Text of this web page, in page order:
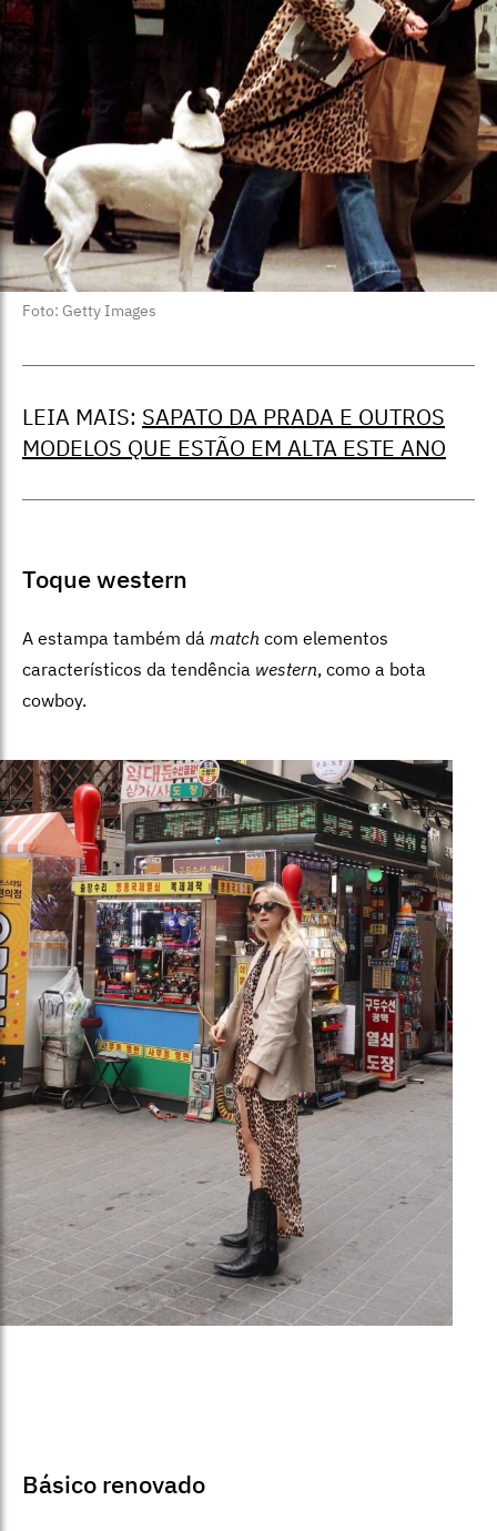
Foto: Getty Images
LEIA MAIS: SAPATO DA PRADA E OUTROS
MODELOS QUE ESTÃO EM ALTA ESTE ANO
Toque western
A estampa também dá match com elementos
característicos da tendência western, como a bota
cowboy.
Básico renovado